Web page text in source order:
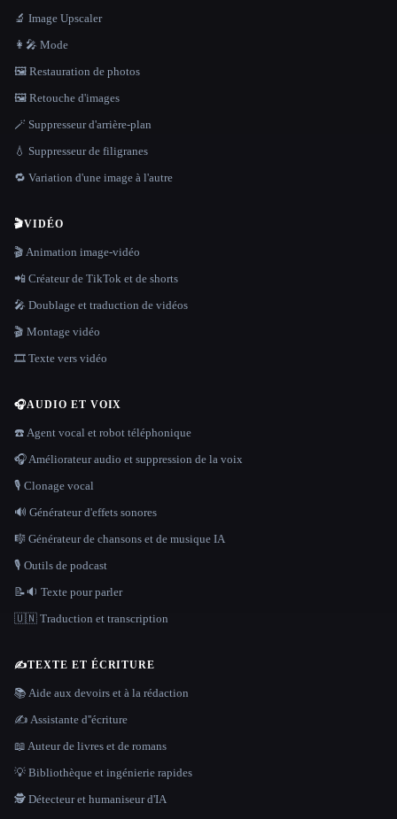
🔬 Image Upscaler
👩‍🎤 Mode
🖼️ Restauration de photos
🖼️ Retouche d'images
🪄 Suppresseur d'arrière-plan
💧 Suppresseur de filigranes
🔁 Variation d'une image à l'autre
🎬VIDÉO
🎬 Animation image-vidéo
📲 Créateur de TikTok et de shorts
🎤 Doublage et traduction de vidéos
🎬 Montage vidéo
🎞️ Texte vers vidéo
🎧AUDIO ET VOIX
☎️ Agent vocal et robot téléphonique
🎧 Améliorateur audio et suppression de la voix
🎙️ Clonage vocal
🔊 Générateur d'effets sonores
🎼 Générateur de chansons et de musique IA
🎙️ Outils de podcast
📝🔉 Texte pour parler
🇺🇳 Traduction et transcription
✍️TEXTE ET ÉCRITURE
📚 Aide aux devoirs et à la rédaction
✍️ Assistante d''écriture
📖 Auteur de livres et de romans
💡 Bibliothèque et ingénierie rapides
🕵️ Détecteur et humaniseur d'IA